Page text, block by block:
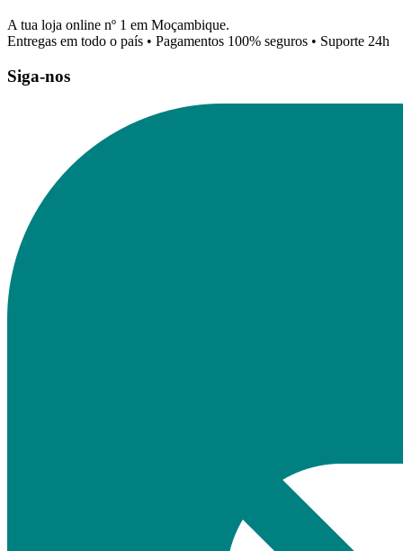
A tua loja online nº 1 em Moçambique.
Entregas em todo o país • Pagamentos 100% seguros • Suporte 24h
Siga-nos